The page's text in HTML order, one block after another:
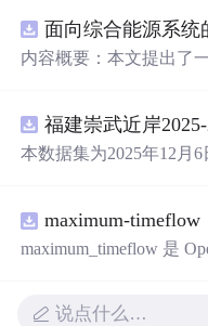
内容概要：本文提出了
与算力资源的协同优化
型，实现能源供给、负
响应机制等关键技术，
优化器（GWO）等多
不仅提供了核心算法实
术资料库。; 适合人群：具备电力系统、能源系统建模或优
本数据集为2025年12月
水温等海洋水文要素的
文件记录观测要素数据
maximum-timeflow
maximum_timeflow 是
eOS-M 轻量设备与功能
说点什么…